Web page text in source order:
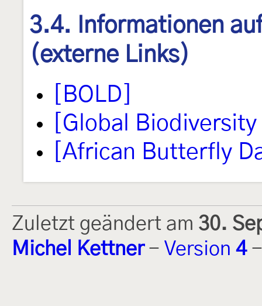
3.4. Informationen
(externe Links)
[BOLD]
[Global
[African Butterfly
Zuletzt geändert am 30.
Michel Kettner- Version 4